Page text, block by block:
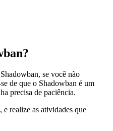
se você não
de que o Shadowban é um
precisa de paciência.
e realize as atividades que